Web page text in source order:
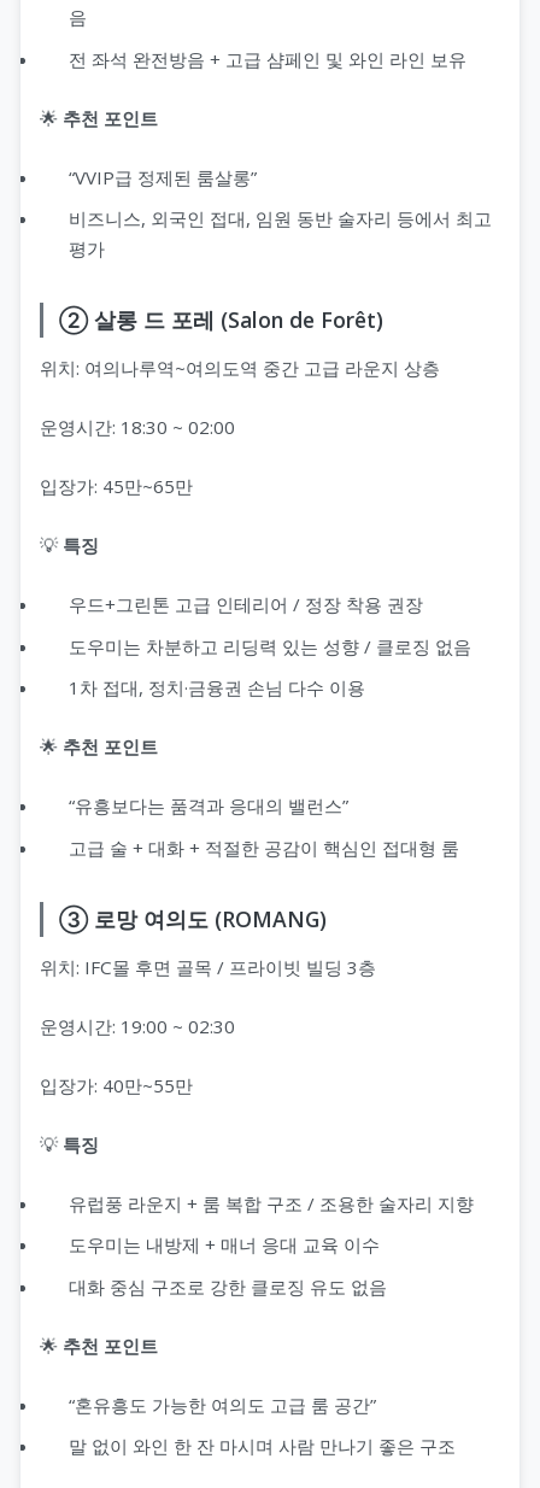
음
전 좌석 완전방음 + 고급 샴페인 및 와인 라인 보유
🌟 추천 포인트
“VVIP급 정제된 룸살롱”
비즈니스, 외국인 접대, 임원 동반 술자리 등에서 최고
평가
② 살롱 드 포레 (Salon de Forêt)
위치: 여의나루역~여의도역 중간 고급 라운지 상층
운영시간: 18:30 ~ 02:00
입장가: 45만~65만
💡 특징
우드+그린톤 고급 인테리어 / 정장 착용 권장
도우미는 차분하고 리딩력 있는 성향 / 클로징 없음
1차 접대, 정치·금융권 손님 다수 이용
🌟 추천 포인트
“유흥보다는 품격과 응대의 밸런스”
고급 술 + 대화 + 적절한 공감이 핵심인 접대형 룸
③ 로망 여의도 (ROMANG)
위치: IFC몰 후면 골목 / 프라이빗 빌딩 3층
운영시간: 19:00 ~ 02:30
입장가: 40만~55만
💡 특징
유럽풍 라운지 + 룸 복합 구조 / 조용한 술자리 지향
도우미는 내방제 + 매너 응대 교육 이수
대화 중심 구조로 강한 클로징 유도 없음
🌟 추천 포인트
“혼유흥도 가능한 여의도 고급 룸 공간”
말 없이 와인 한 잔 마시며 사람 만나기 좋은 구조